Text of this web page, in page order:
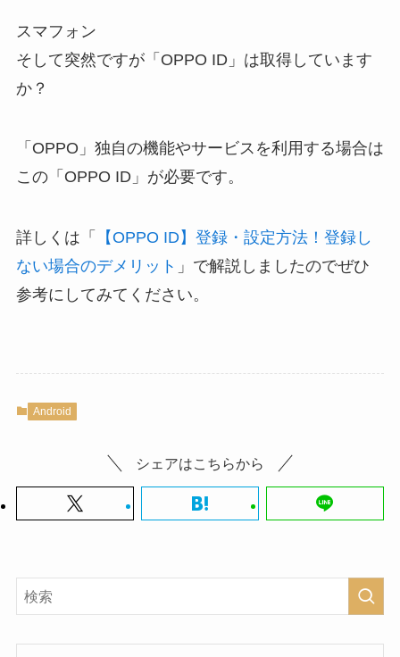
スマフォン
そして突然ですが「OPPO ID」は取得しています
か？
「OPPO」独自の機能やサービスを利用する場合は
この「OPPO ID」が必要です。
詳しくは「
【OPPO ID】登録・設定方法！登録し
ない場合のデメリット 」で解説しましたのでぜひ
参考にしてみてください。
Android
シェアはこちらから